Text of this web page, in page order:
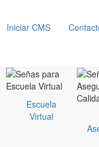
Iniciar CMS
Escuela
Virtual